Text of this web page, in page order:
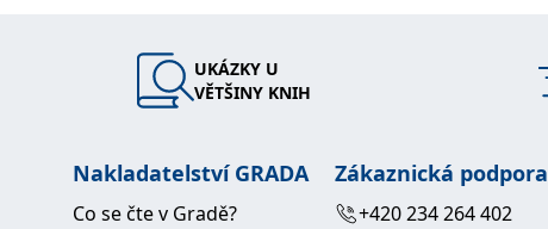
UKÁZKY U
VĚTŠINY KNIH
Nakladatelství GRADA
Co se čte v Gradě?
Zákaznická podpora
+420 234 264 402